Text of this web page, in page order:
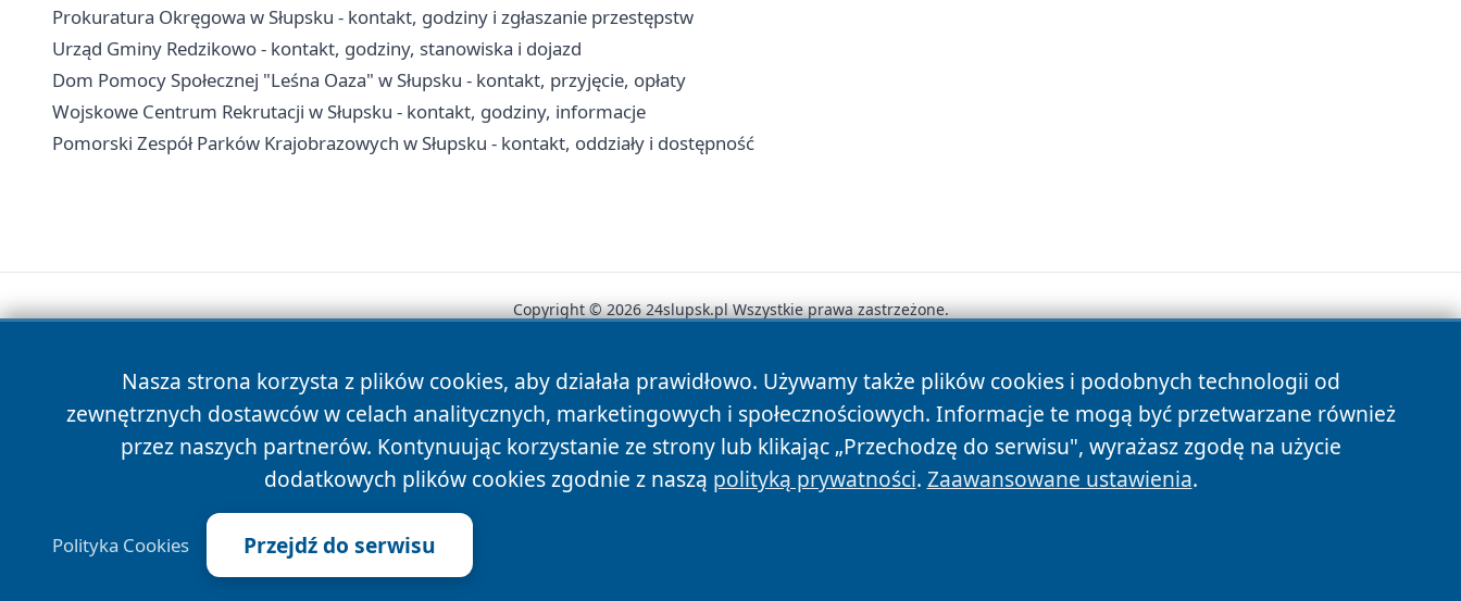
Prokuratura Okręgowa w Słupsku - kontakt, godziny i zgłaszanie przestępstw
Urząd Gminy Redzikowo - kontakt, godziny, stanowiska i dojazd
Dom Pomocy Społecznej "Leśna Oaza" w Słupsku - kontakt, przyjęcie, opłaty
Wojskowe Centrum Rekrutacji w Słupsku - kontakt, godziny, informacje
Pomorski Zespół Parków Krajobrazowych w Słupsku - kontakt, oddziały i dostępność
Nasza strona korzysta z plików cookies, aby działała prawidłowo. Używamy także plików cookies i podobnych technologii od
zewnętrznych dostawców w celach analitycznych, marketingowych i społecznościowych. Informacje te mogą być przetwarzane również
przez naszych partnerów. Kontynuując korzystanie ze strony lub klikając „Przechodzę do serwisu", wyrażasz zgodę na użycie
dodatkowych plików cookies zgodnie z naszą polityką prywatności. Zaawansowane ustawienia.
Polityka Cookies Przejdź do serwisu
Copyright © 2026 24slupsk.pl Wszystkie prawa zastrzeżone.
News Autorzy Polityka Prywatności Polityka Cookies